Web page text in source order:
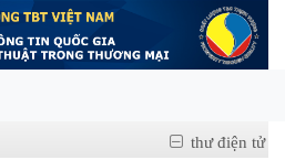
thư điện tử